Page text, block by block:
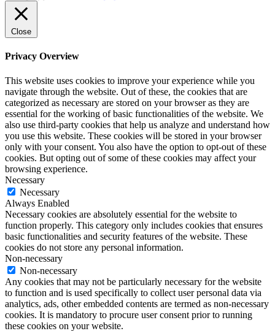
Close
Privacy Overview
This website uses cookies to improve your experience while you
navigate through the website. Out of these, the cookies that are
categorized as necessary are stored on your browser as they are
essential for the working of basic functionalities of the website. We
also use third-party cookies that help us analyze and understand how
you use this website. These cookies will be stored in your browser
only with your consent. You also have the option to opt-out of these
cookies. But opting out of some of these cookies may affect your
browsing experience.
Necessary
Necessary
Always Enabled
Necessary cookies are absolutely essential for the website to
function properly. This category only includes cookies that ensures
basic functionalities and security features of the website. These
cookies do not store any personal information.
Non-necessary
Non-necessary
Any cookies that may not be particularly necessary for the website
to function and is used specifically to collect user personal data via
analytics, ads, other embedded contents are termed as non-necessary
cookies. It is mandatory to procure user consent prior to running
these cookies on your website.